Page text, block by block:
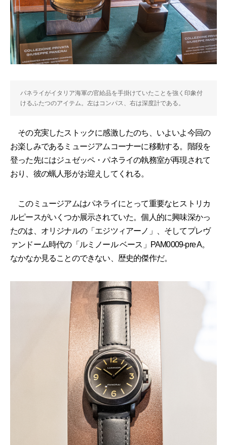
パネライがイタリア海軍の官給品を手掛けていたことを強く印象付
けるふたつのアイテム。左はコンパス、右は深度計である。
その充実したストックに感激したのち、いよいよ今回の
お楽しみであるミュージアムコーナーに移動する。階段を
登った先にはジュゼッペ・パネライの執務室が再現されて
おり、彼の蝋人形がお迎えしてくれる。
このミュージアムはパネライにとって重要なヒストリカ
ルピースがいくつか展示されていた。個人的に興味深かっ
たのは、オリジナルの「エジツィアーノ」、そしてプレヴ
ァンドーム時代の「ルミノール ベース」PAM0009-pre A。
なかなか見ることのできない、歴史的傑作だ。